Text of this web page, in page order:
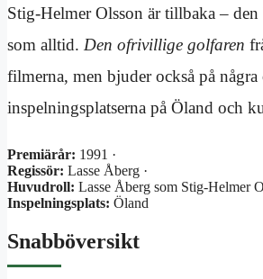
Stig-Helmer Olsson är tillbaka –
som alltid. Den ofrivillige golfaren
filmerna, men bjuder också på
inspelningsplatserna på Öland och
Premiärår: 1991 ·
Regissör: Lasse Åberg ·
Huvudroll: Lasse Åberg som Stig-Helmer
Inspelningsplats: Öland
Snabböversikt